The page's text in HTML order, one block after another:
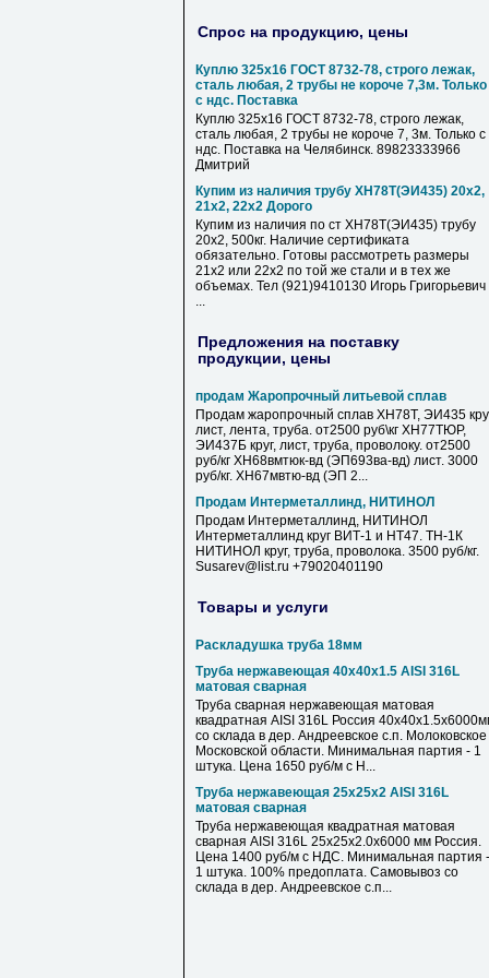
Спрос на продукцию, цены
Куплю 325х16 ГОСТ 8732-78, строго лежак,
сталь любая, 2 трубы не короче 7,3м. Только
с ндс. Поставка
Куплю 325х16 ГОСТ 8732-78, строго лежак,
сталь любая, 2 трубы не короче 7, 3м. Только с
ндс. Поставка на Челябинск. 89823333966
Дмитрий
Купим из наличия трубу ХН78Т(ЭИ435) 20х2,
21х2, 22х2 Дорого
Купим из наличия по ст ХН78Т(ЭИ435) трубу
20х2, 500кг. Наличие сертификата
обязательно. Готовы рассмотреть размеры
21х2 или 22х2 по той же стали и в тех же
объемах. Тел (921)9410130 Игорь Григорьевич
...
Предложения на поставку
продукции, цены
продам Жаропрочный литьевой сплав
Продам жаропрочный сплав ХН78Т, ЭИ435
лист, лента, труба. от2500 руб\кг ХН77ТЮР,
ЭИ437Б круг, лист, труба, проволоку. от2500
руб/кг ХН68вмтюк-вд (ЭП693ва-вд) лист. 3000
руб/кг. ХН67мвтю-вд (ЭП 2...
Продам Интерметаллинд, НИТИНОЛ
Продам Интерметаллинд, НИТИНОЛ
Интерметаллинд круг ВИТ-1 и НТ47. ТН-1К
НИТИНОЛ круг, труба, проволока. 3500 руб/кг.
Susarev@list.ru +79020401190
Товары и услуги
Раскладушка труба 18мм
Труба нержавеющая 40х40х1.5 AISI 316L
матовая сварная
Труба сварная нержавеющая матовая
квадратная AISI 316L Россия
со склада в дер. Андреевское с.п. Молоковское
Московской области. Минимальная партия - 1
штука. Цена 1650 руб/м с Н...
Труба нержавеющая 25х25х2 AISI 316L
матовая сварная
Труба нержавеющая квадратная матовая
сварная AISI 316L 25х25х2.0х6000 мм Россия.
Цена 1400 руб/м с НДС. Минимальная партия -
1 штука. 100% предоплата. Самовывоз со
склада в дер. Андреевское с.п...